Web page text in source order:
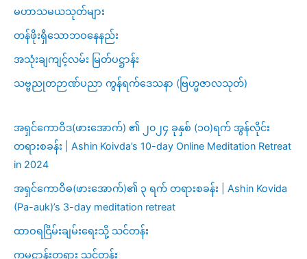
မဟာသမယသုတ်များ
တန်ဖိုးရှိသောဘဝနေနည်း
အသုံးချကျင့်လမ်း မြတ်ပဋ္ဌာန်း
သဗ္ဗညုတဉာဏ်ပညာ ကွန်ရက်ဒေသနာ (ဗြဟ္မဇာလသုတ်)
အရှင်ကောဝိဒ(ဖားအောက်) ၏ ၂၀၂၄ ခုနှစ် (၁၀)ရက် အွန်လိုင်း
တရားစခန်း | Ashin Koivda’s 10-day Online Meditation Retreat
in 2024
အရှင်ကောဝိဓ(ဖားအောက်)၏ ၃ ရက် တရားစခန်း | Ashin Kovida
(Pa-auk)’s 3-day meditation retreat
ထာဝရငြိမ်းချမ်းရေးသို့ သင်တန်း
ကမ္မဋ္ဌာန်းတရား သင်တန်း